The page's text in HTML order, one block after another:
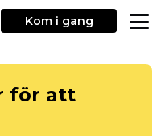
Kom i gang
för att